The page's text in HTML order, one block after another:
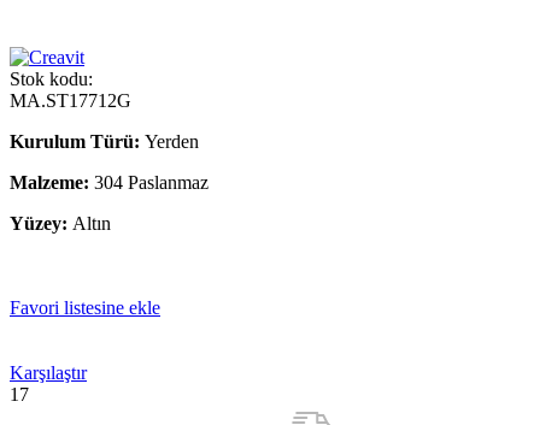
Stok kodu:
MA.ST17712G
Kurulum Türü: Yerden
Malzeme: 304 Paslanmaz
Yüzey: Altın
Favori listesine ekle
Karşılaştır
17